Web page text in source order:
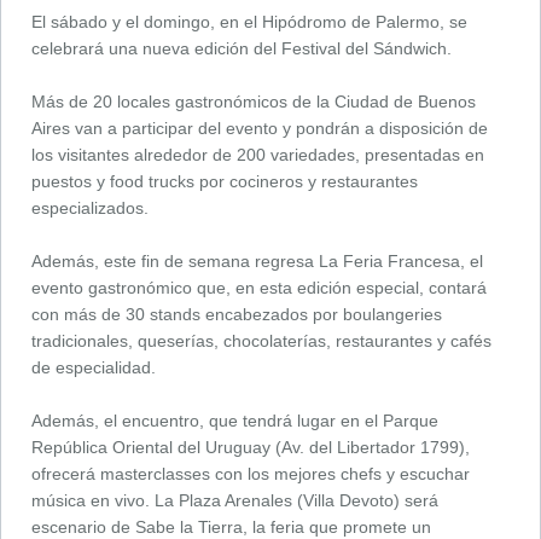
El sábado y el domingo, en el Hipódromo de Palermo, se
celebrará una nueva edición del Festival del Sándwich.
Más de 20 locales gastronómicos de la Ciudad de Buenos
Aires van a participar del evento y pondrán a disposición de
los visitantes alrededor de 200 variedades, presentadas en
puestos y food trucks por cocineros y restaurantes
especializados.
Además, este fin de semana regresa La Feria Francesa, el
evento gastronómico que, en esta edición especial, contará
con más de 30 stands encabezados por boulangeries
tradicionales, queserías, chocolaterías, restaurantes y cafés
de especialidad.
Además, el encuentro, que tendrá lugar en el Parque
República Oriental del Uruguay (Av. del Libertador 1799),
ofrecerá masterclasses con los mejores chefs y escuchar
música en vivo. La Plaza Arenales (Villa Devoto) será
escenario de Sabe la Tierra, la feria que promete un